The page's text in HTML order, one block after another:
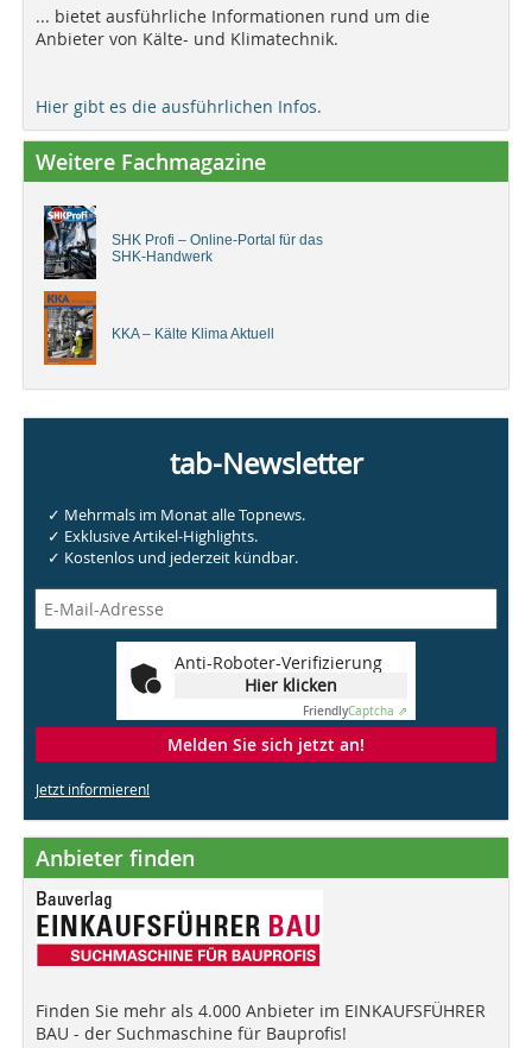
... bietet ausführliche Informationen rund um die
Anbieter von Kälte- und Klimatechnik.
Hier gibt es die ausführlichen Infos.
Weitere Fachmagazine
SHK Profi – Online-Portal für das
SHK-Handwerk
KKA – Kälte Klima Aktuell
tab-Newsletter
✓ Mehrmals im Monat alle Topnews.
✓ Exklusive Artikel-Highlights.
✓ Kostenlos und jederzeit kündbar.
Anti-Roboter-Verifizierung
Hier klicken
FriendlyCaptcha ⇗
Melden Sie sich jetzt an!
Jetzt informieren!
Anbieter finden
Finden Sie mehr als 4.000 Anbieter im EINKAUFSFÜHRER
BAU - der Suchmaschine für Bauprofis!